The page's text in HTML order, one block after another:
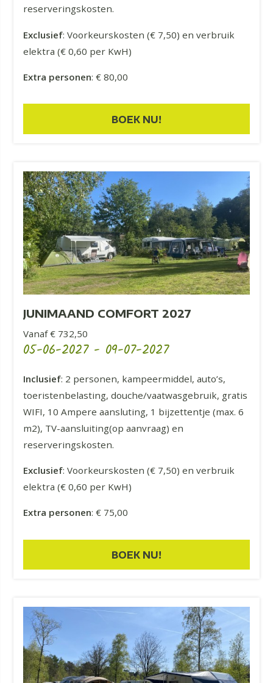
reserveringskosten.
Exclusief: Voorkeurskosten (€ 7,50) en verbruik
elektra (€ 0,60 per KwH)
Extra personen: € 80,00
BOEK NU!
JUNIMAAND COMFORT 2027
Vanaf € 732,50
05-06-2027 - 09-07-2027
Inclusief: 2 personen, kampeermiddel, auto’s,
toeristenbelasting, douche/vaatwasgebruik, gratis
WIFI, 10 Ampere aansluting, 1 bijzettentje (max. 6
m2), TV-aansluiting(op aanvraag) en
reserveringskosten.
Exclusief: Voorkeurskosten (€ 7,50) en verbruik
elektra (€ 0,60 per KwH)
Extra personen: € 75,00
BOEK NU!